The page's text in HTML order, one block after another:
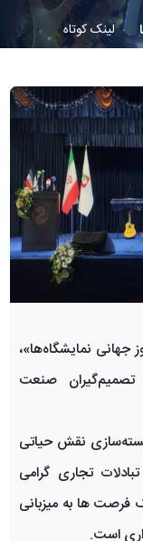
لینک کوتاه
جهانی نمایشگاه‌ها»،
تصمیم‌گیران صنعت
نقش حیاتی
تجاری گرامی
فرصت ها به میزبانی
است.